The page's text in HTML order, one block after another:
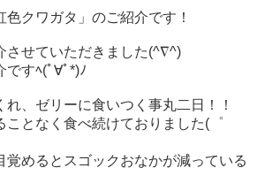
クワガタ」のご紹介です！
させていただきました(^∇^)
ですﾍ(ﾟ∀ﾟ*)ﾉ
、ゼリーに食いつく事丸二日！！
ことなく食べ続けておりました(゜
覚めるとスゴックおなかが減っている